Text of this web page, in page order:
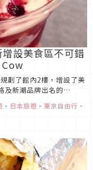
設美食區不可錯
劃了館內2樓，增設了美
及新潮品牌出名的
家店鋪都是日本第一家
日本的蜂巢冰淇淋Milk
在台灣捲起一陣旋風，
、 日本旅遊 、 東京自由行 、